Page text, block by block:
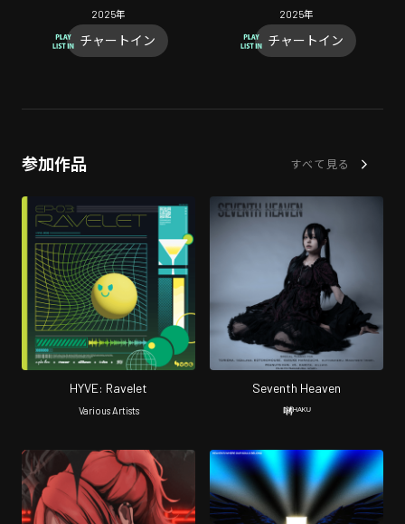
2025年
チャートイン
2025年
チャートイン
参加作品 すべて見る
HYVE: Ravelet
Various Artists
Seventh Heaven
嚩ᴴᴬᴷᵁ